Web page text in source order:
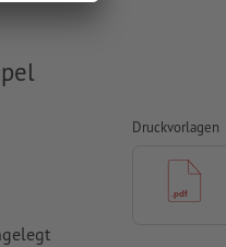
Druckvorlagen